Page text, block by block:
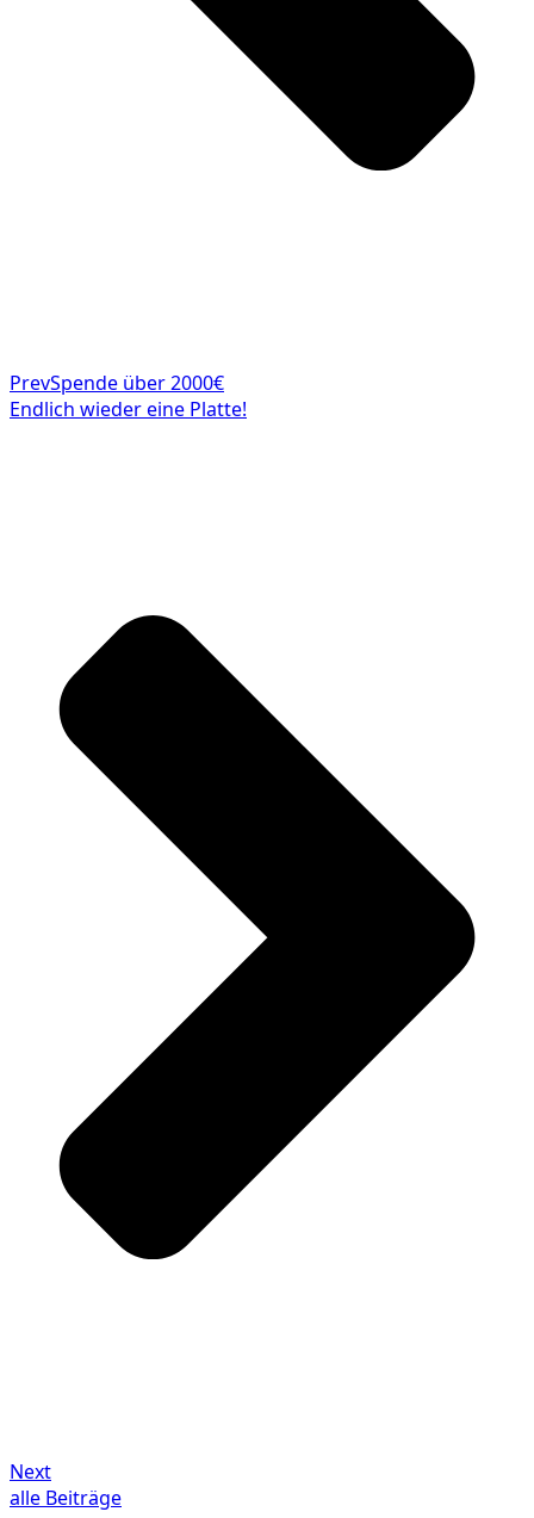
PrevSpende über 2000€
Endlich wieder eine Platte!
Next
alle Beiträge